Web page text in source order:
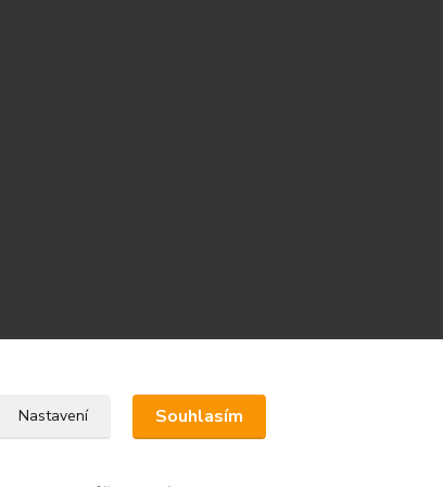
Upravit sběr cookies.
Nastavení Souhlasím